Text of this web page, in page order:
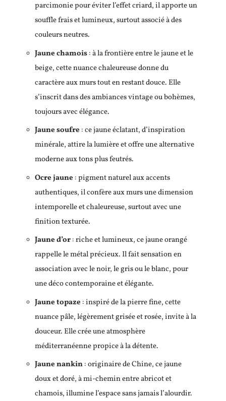
parcimonie pour éviter l’effet criard, il apporte un
souffle frais et lumineux, surtout associé à des
couleurs neutres.
Jaune chamois: à la frontière entre le jaune et le
beige, cette nuance chaleureuse donne du
caractère aux murs tout en restant douce. Elle
s’inscrit dans des ambiances vintage ou bohèmes,
toujours avec élégance.
Jaune soufre : ce jaune éclatant, d’inspiration
minérale, attire la lumière et offre une alternative
moderne aux tons plus feutrés.
Ocre jaune : pigment naturel aux accents
authentiques, il confère aux murs une dimension
intemporelle et chaleureuse, surtout avec une
finition texturée.
Jaune d’or: riche et lumineux, ce jaune orangé
rappelle le métal précieux. Il fait sensation en
association avec le noir, le gris ou le blanc, pour
une déco contemporaine et élégante.
Jaune topaze : inspiré de la pierre fine, cette
nuance pâle, légèrement grisée et rosée, invite à la
douceur. Elle crée une atmosphère
méditerranéenne propice à la détente.
Jaune nankin: originaire de Chine, ce jaune
doux et doré, à mi-chemin entre abricot et
chamois, illumine l’espace sans jamais l’alourdir.